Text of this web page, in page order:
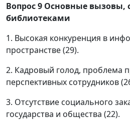
Вопрос 9 Основные вызовы,
библиотеками
1. Высокая конкуренция в
пространстве (29).
2. Кадровый голод, проблема
перспективных сотрудников
3. Отсутствие социального
государства и общества (22).